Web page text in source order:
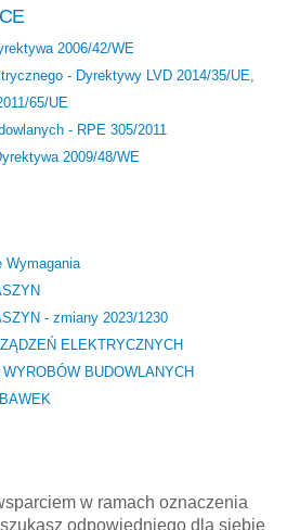
2006/42/WE
- Dyrektywy LVD 2014/35/UE,
65/UE
- RPE 305/2011
2009/48/WE
Wymagania
- zmiany 2023/1230
ELEKTRYCZNYCH
BUDOWLANYCH
w ramach oznaczenia
odpowiedniego dla siebie